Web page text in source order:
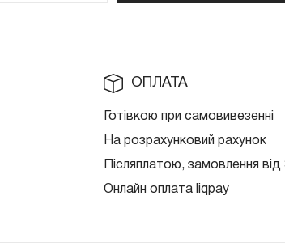
ОПЛАТА
Готівкою при самовивезенні
На розрахунковий рахунок
Післяплатою, замовлення від
Онлайн оплата liqpay